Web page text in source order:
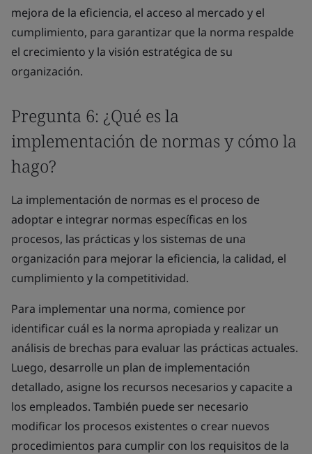
mejora de la eficiencia, el acceso al mercado y el
cumplimiento, para garantizar que la norma respalde
el crecimiento y la visión estratégica de su
organización.
Pregunta 6: ¿Qué es la
implementación de normas y cómo la
hago?
La implementación de normas es el proceso de
adoptar e integrar normas específicas en los
procesos, las prácticas y los sistemas de una
organización para mejorar la eficiencia, la calidad, el
cumplimiento y la competitividad.
Para implementar una norma, comience por
identificar cuál es la norma apropiada y realizar un
análisis de brechas para evaluar las prácticas actuales.
Luego, desarrolle un plan de implementación
detallado, asigne los recursos necesarios y capacite a
los empleados. También puede ser necesario
modificar los procesos existentes o crear nuevos
procedimientos para cumplir con los requisitos de la